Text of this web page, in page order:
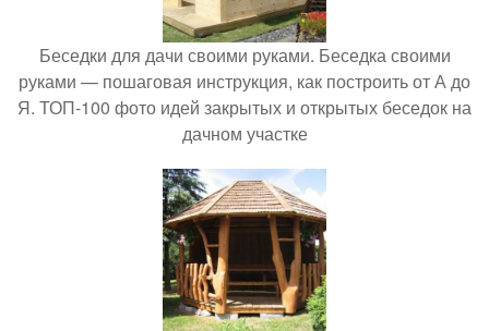
Беседки для дачи своими руками. Беседка своими
руками — пошаговая инструкция, как построить от А до
Я. ТОП-100 фото идей закрытых и открытых беседок на
дачном участке